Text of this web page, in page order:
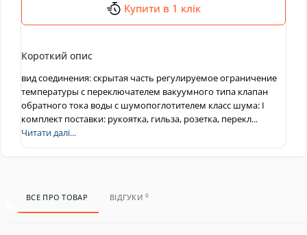
Купити в 1 клік
Короткий опис
вид соединения: скрытая часть регулируемое ограничение
температуры с переключателем вакуумного типа клапан
обратного тока воды с шумопоглотителем класс шума: I
комплект поставки: рукоятка, гильза, розетка, перекл...
Читати далі...
ВСЕ ПРО ТОВАР ВІДГУКИ0